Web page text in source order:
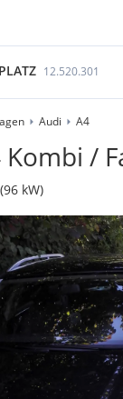
12.520.301
Audi A4
/
kW)